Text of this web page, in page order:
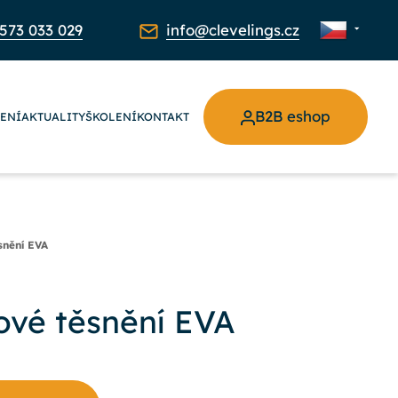
033 029 info@clevelings.cz
AKTUALITYŠKOLENÍKONTAKT B2B eshop
EVA
těsnění EVA